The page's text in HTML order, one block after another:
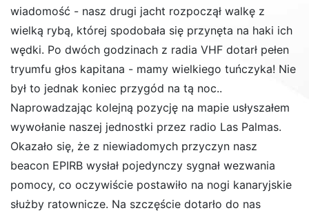
wiadomość - nasz drugi jacht rozpoczął walkę z
wielką rybą, której spodobała się przynęta na haki ich
wędki. Po dwóch godzinach z radia VHF dotarł pełen
tryumfu głos kapitana - mamy wielkiego tuńczyka! Nie
był to jednak koniec przygód na tą noc..
Naprowadzając kolejną pozycję na mapie usłyszałem
wywołanie naszej jednostki przez radio Las Palmas.
Okazało się, że z niewiadomych przyczyn nasz
beacon EPIRB wysłał pojedynczy sygnał wezwania
pomocy, co oczywiście postawiło na nogi kanaryjskie
służby ratownicze. Na szczęście dotarło do nas